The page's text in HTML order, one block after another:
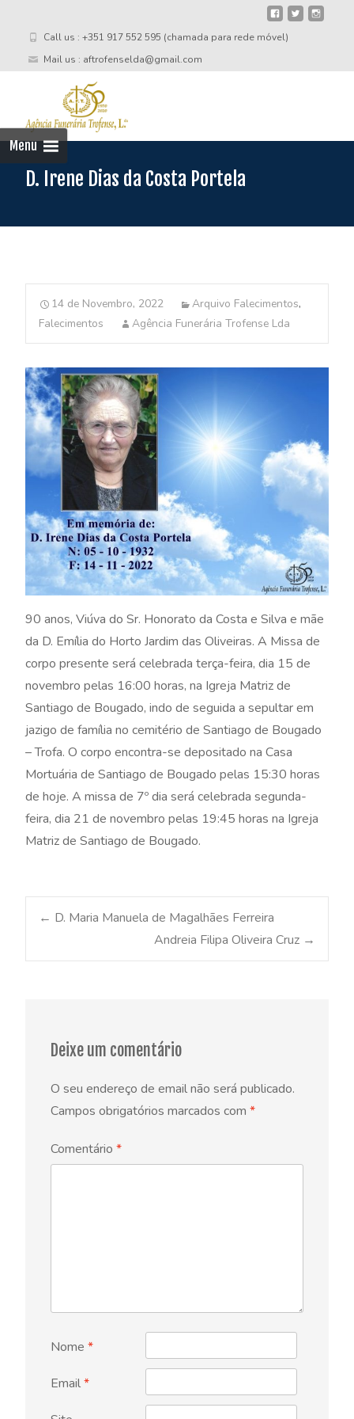
Call us : +351 917 552 595 (chamada para rede móvel)
Mail us : aftrofenselda@gmail.com
Menu
D. Irene Dias da Costa Portela
14 de Novembro, 2022 Arquivo Falecimentos,
Falecimentos
Agência Funerária Trofense Lda
90 anos, Viúva do Sr. Honorato da Costa e Silva e mãe
da D. Emília do Horto Jardim das Oliveiras. A Missa de
corpo presente será celebrada terça-feira, dia 15 de
novembro pelas 16:00 horas, na Igreja Matriz de
Santiago de Bougado, indo de seguida a sepultar em
jazigo de família no cemitério de Santiago de Bougado
– Trofa. O corpo encontra-se depositado na Casa
Mortuária de Santiago de Bougado pelas 15:30 horas
de hoje. A missa de 7º dia será celebrada segunda-
feira, dia 21 de novembro pelas 19:45 horas na Igreja
Matriz de Santiago de Bougado.
Post
← D. Maria Manuela de Magalhães Ferreira
Andreia Filipa Oliveira Cruz →
Deixe um comentário
O seu endereço de email não será publicado.
Campos obrigatórios marcados com *
Comentário *
Nome *
Email*